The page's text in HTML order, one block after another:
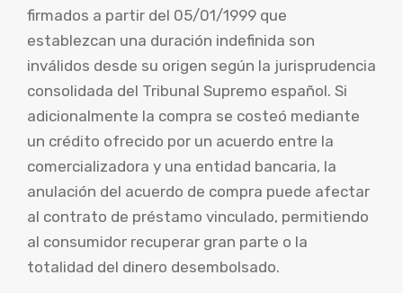
firmados a partir del 05/01/1999 que
establezcan una duración indefinida son
inválidos desde su origen según la jurisprudencia
consolidada del Tribunal Supremo español. Si
adicionalmente la compra se costeó mediante
un crédito ofrecido por un acuerdo entre la
comercializadora y una entidad bancaria, la
anulación del acuerdo de compra puede afectar
al contrato de préstamo vinculado, permitiendo
al consumidor recuperar gran parte o la
totalidad del dinero desembolsado.